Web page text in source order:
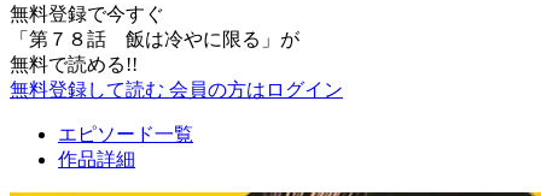
無料登録で今すぐ
「 第７８話 飯は冷やに限る 」が
無料で読める!!
無料登録して読む 会員の方はログイン
エピソード一覧
作品詳細